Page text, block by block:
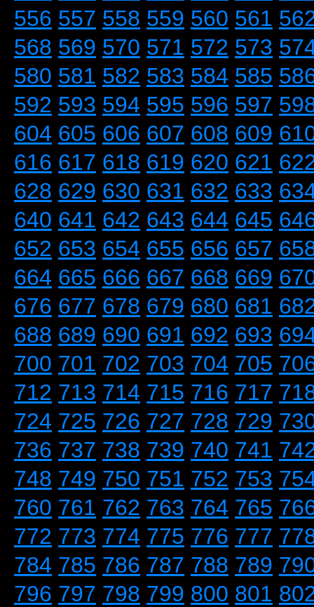
556 557 558 559 560 561
568 569 570 571 572 573
580 581 582 583 584 585
592 593 594 595 596 597
604 605 606 607 608 609
616 617 618 619 620 621
628 629 630 631 632 633
640 641 642 643 644 645
652 653 654 655 656 657
664 665 666 667 668 669
676 677 678 679 680 681
688 689 690 691 692 693
700 701 702 703 704 705
712 713 714 715 716 717
724 725 726 727 728 729
736 737 738 739 740 741
748 749 750 751 752 753
760 761 762 763 764 765
772 773 774 775 776 777
784 785 786 787 788 789
796 797 798 799 800 801